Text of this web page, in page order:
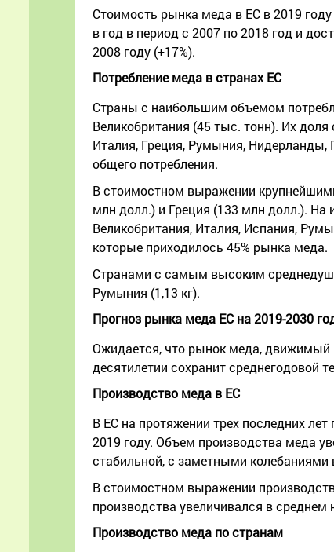
Стоимость рынка меда в ЕС в 2019 году
в год в период с 2007 по 2018 год и
2008 году (+17%).
Потребление меда в странах ЕС
Страны с наибольшим объемом
Великобритания (45 тыс. тонн). Их
Италия, Греция, Румыния, Нидерланды,
общего потребления.
В стоимостном выражении
млн долл.) и Греция (133 млн долл.).
Великобритания, Италия, Испания,
которые приходилось 45% рынка меда.
Странами с самым высоким
Румыния (1,13 кг).
Прогноз рынка меда ЕС на 2019-2030
Ожидается, что рынок меда, движимый
десятилетии сохранит среднегодовой
Производство меда в ЕС
В ЕС на протяжении трех последних
2019 году. Объем производства меда
стабильной, с заметными колебаниями
В стоимостном выражении
производства увеличивался в среднем
Производство меда по странам